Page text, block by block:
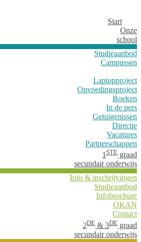
Start
Onze
school
Studieaanbod
Campussen
Laptopproject
Opvoedingsproject
Boeken
In de pers
Getuigenissen
Directie
Vacatures
Partnerschappen
1 STE graad
secundair onderwijs
Info & inschrijvingen
Studieaanbod
Infobrochure
OKAN
Contact
2DE & 3DE graad
secundair onderwijs